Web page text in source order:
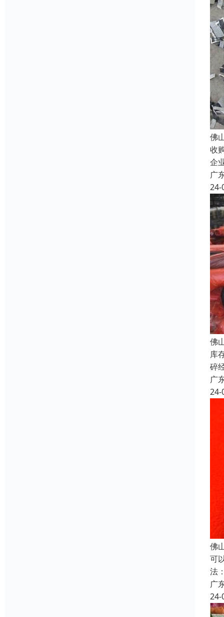
佛
收
企
广
24-
佛
库
碎
广
24-
佛
可
法
广
24-